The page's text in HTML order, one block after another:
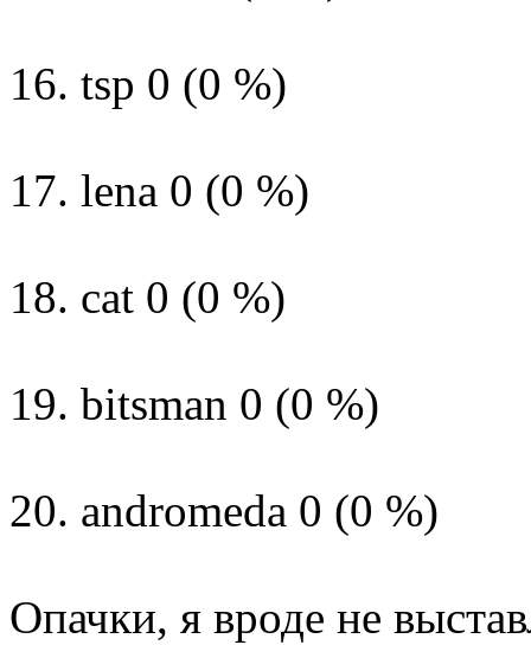
16. tsp 0 (0 %)
17. lena 0 (0 %)
18. cat 0 (0 %)
19. bitsman 0 (0 %)
20. andromeda 0 (0 %)
Опачки, я вроде не